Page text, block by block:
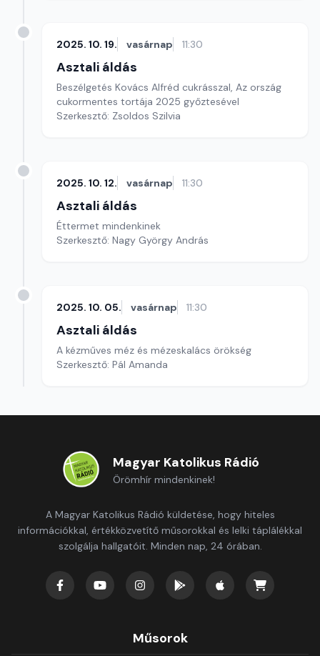
2025. 10. 19. vasárnap 11:30
Asztali áldás
Beszélgetés Kovács Alfréd cukrásszal, Az ország
cukormentes tortája 2025 győztesével
Szerkesztő: Zsoldos Szilvia
2025. 10. 12. vasárnap 11:30
Asztali áldás
Éttermet mindenkinek
Szerkesztő: Nagy György András
2025. 10. 05. vasárnap 11:30
Asztali áldás
A kézműves méz és mézeskalács örökség
Szerkesztő: Pál Amanda
Magyar Katolikus Rádió
Örömhír mindenkinek!
A Magyar Katolikus Rádió küldetése, hogy hiteles
információkkal, értékközvetítő műsorokkal és lelki táplálékkal
szolgálja hallgatóit. Minden nap, 24 órában.
Műsorok